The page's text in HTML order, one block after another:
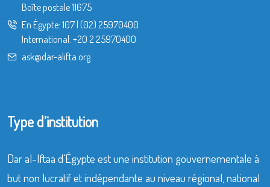
Boîte postale 11675
En Égypte: 107| (02) 25970400
International: +20 2 25970400
ask@dar-alifta.org
Type d’institution
Dar al-Iftaa d’Égypte est une institution gouvernementale à
but non lucratif et indépendante au niveau régional, national